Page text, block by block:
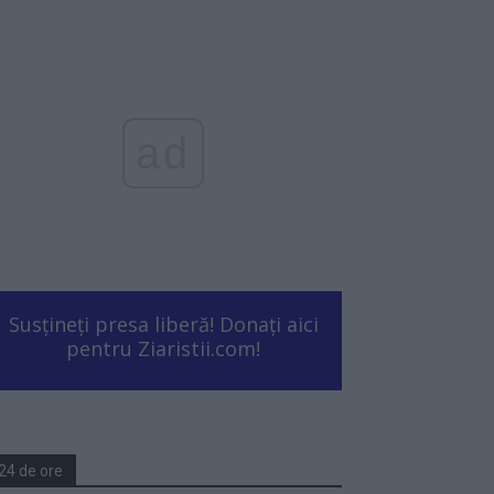
Susțineți presa liberă! Donați aici
pentru Ziaristii.com!
de ore